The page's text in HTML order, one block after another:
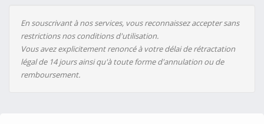
En souscrivant à nos services, vous reconnaissez accepter sans
restrictions nos conditions d'utilisation.
Vous avez explicitement renoncé à votre délai de rétractation
légal de 14 jours ainsi qu'à toute forme d'annulation ou de
remboursement.